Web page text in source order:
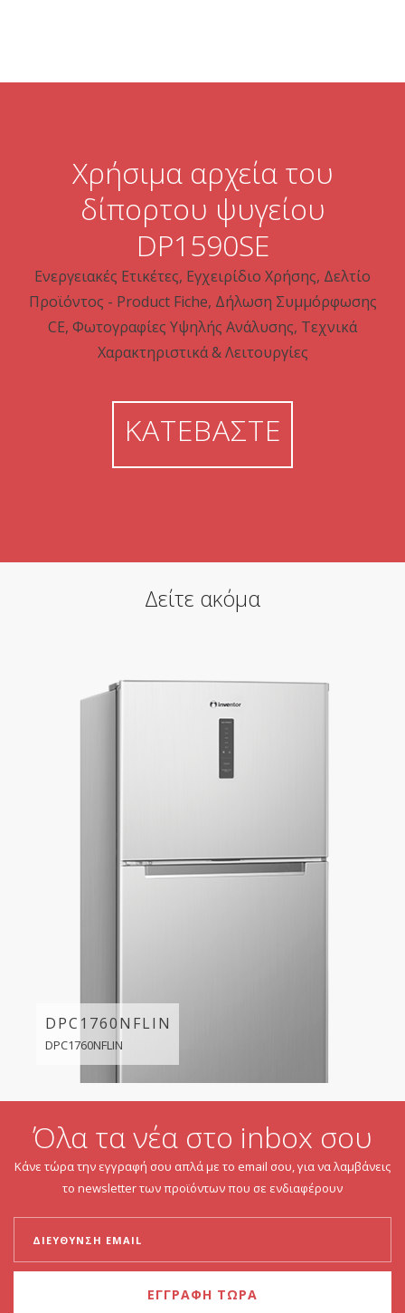
Χρήσιμα αρχεία του
δίπορτου ψυγείου
DP1590SE
Ενεργειακές Ετικέτες, Εγχειρίδιο Χρήσης, Δελτίο
Προϊόντος - Product Fiche, Δήλωση Συμμόρφωσης
CE, Φωτογραφίες Υψηλής Ανάλυσης, Τεχνικά
Χαρακτηριστικά & Λειτουργίες
ΚΑΤΕΒΑΣΤΕ
Δείτε ακόμα
DPC1760NFLIN
DPC1760NFLIN
Όλα τα νέα στο inbox σου
Κάνε τώρα την εγγραφή σου απλά με το email σου, για να λαμβάνεις
το newsletter των προϊόντων που σε ενδιαφέρουν
ΕΓΓΡΑΦΗ ΤΩΡΑ